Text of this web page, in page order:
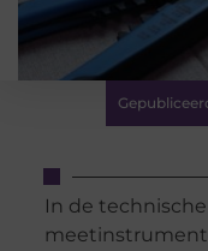
In de